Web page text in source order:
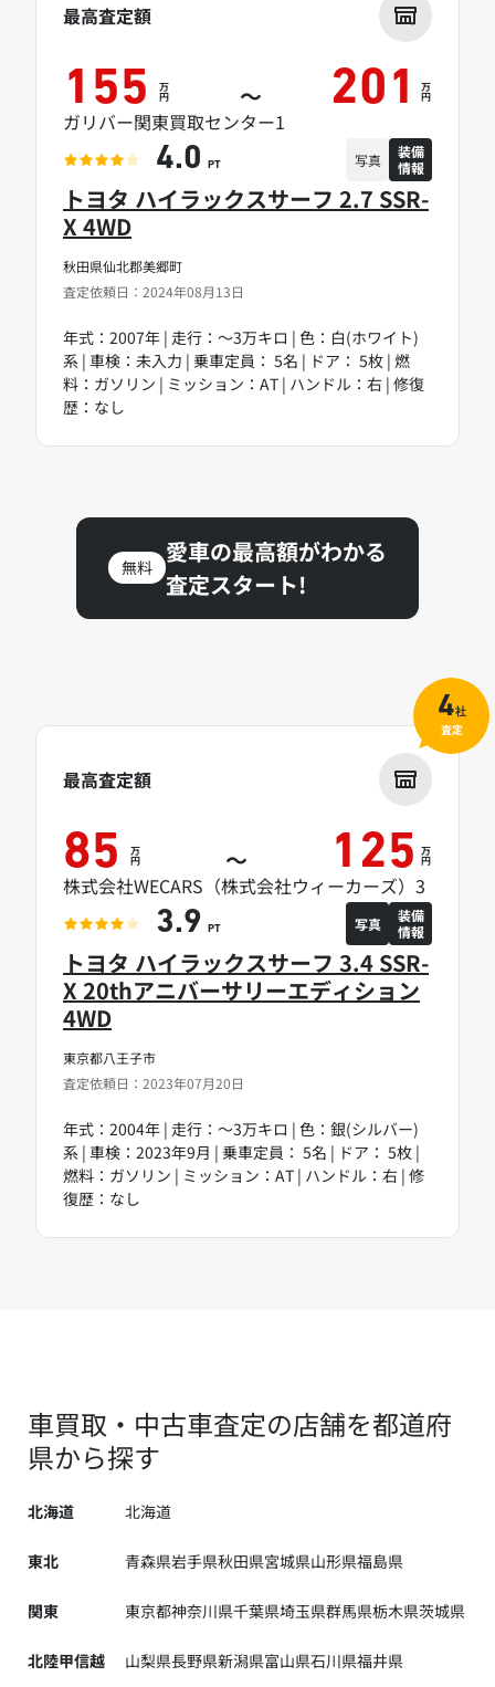
秋田県仙北郡美郷町
査定依頼日：2024年08月13日
トヨタ ハイラックスサーフ 2.7 SSR-
X 4WD
年式：2007年 | 走行：～3万キロ | 色：白(ホワイト)
系 | 車検：未入力 | 乗車定員： 5名 | ドア： 5枚 | 燃
料：ガソリン | ミッション：AT | ハンドル：右 | 修復
歴：なし
最高査定額
155 万
円 ～ 201 万
円
ガリバー関東買取センター1
4.0 PT 写真
装備
情報
無料
愛車の最高額がわかる
査定スタート!
東京都八王子市
査定依頼日：2023年07月20日
トヨタ ハイラックスサーフ 3.4 SSR-
X 20thアニバーサリーエディション
4WD
年式：2004年 | 走行：～3万キロ | 色：銀(シルバー)
系 | 車検：2023年9月 | 乗車定員： 5名 | ドア： 5枚 |
燃料：ガソリン | ミッション：AT | ハンドル：右 | 修
復歴：なし
最高査定額
85 万
円 ～ 125 万
円
株式会社WECARS（株式会社ウィーカーズ）3
3.9 PT 写真
装備
情報
4社
査定
車買取・中古車査定の店舗を都道府
県から探す
北海道 北海道
東北 青森県岩手県秋田県宮城県山形県福島県
関東 東京都神奈川県千葉県埼玉県群馬県栃木県茨城県
北陸甲信越 山梨県長野県新潟県富山県石川県福井県